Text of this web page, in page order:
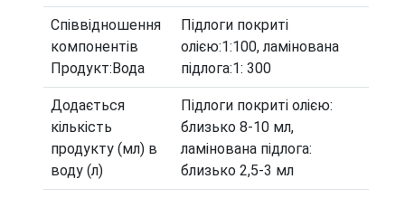
Співвідношення
компонентів
Продукт:Вода
Підлоги покриті
олією:1:100, ламінована
підлога:1: 300
Додається
кількість
продукту (мл) в
воду (л)
Підлоги покриті олією:
близько 8-10 мл,
ламінована підлога:
близько 2,5-3 мл